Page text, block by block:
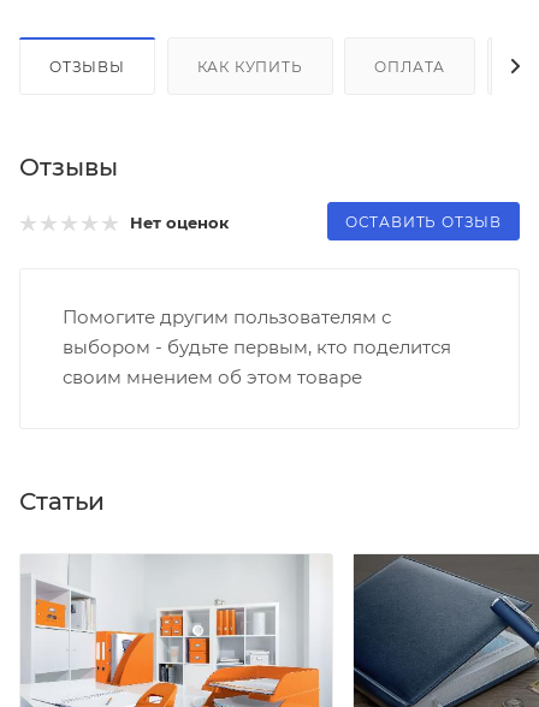
ОТЗЫВЫ КАК КУПИТЬ ОПЛАТА
Отзывы
Нет оценок ОСТАВИТЬ ОТЗЫВ
Помогите другим пользователям с
выбором - будьте первым, кто поделится
своим мнением об этом товаре
Статьи